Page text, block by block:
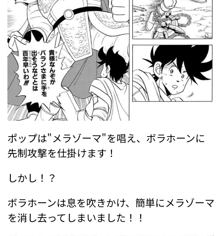
ポップは"メラゾーマ"を唱え、ボラホーンに
先制攻撃を仕掛けます！
しかし！？
ボラホーンは息を吹きかけ、簡単にメラゾーマ
を消し去ってしまいました！！